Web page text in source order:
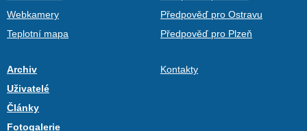
Webkamery
Teplotní mapa
Předpověď pro Ostravu
Předpověď pro Plzeň
Archiv
Uživatelé
Články
Fotogalerie
Kontakty